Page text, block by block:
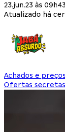
23.jun.23 às 09h43
Atualizado há
Achados e
Ofertas